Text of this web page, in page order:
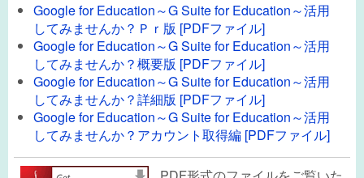
Google for Education～G Suite for Education～活用
してみませんか？Ｐｒ版 [PDFファイル]
Google for Education～G Suite for Education～活用
してみませんか？概要版 [PDFファイル]
Google for Education～G Suite for Education～活用
してみませんか？詳細版 [PDFファイル]
Google for Education～G Suite for Education～活用
してみませんか？アカウント取得編 [PDFファイル]